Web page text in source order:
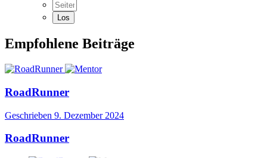
Empfohlene Beiträge
RoadRunner
Geschrieben 9. Dezember 2024
RoadRunner